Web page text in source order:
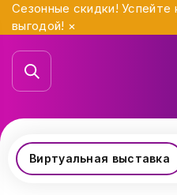
Сезонные скидки! Успейте
выгодой! ×
Виртуальная выставка